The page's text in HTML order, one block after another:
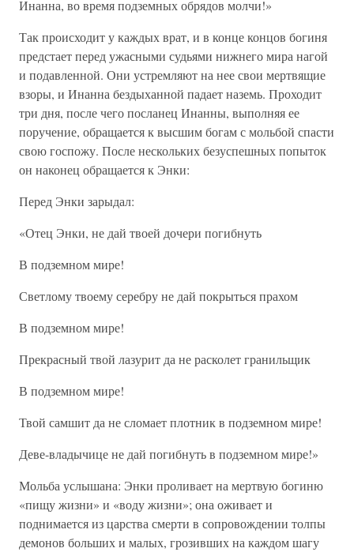
Инанна, во время подземных обрядов молчи!»
Так происходит у каждых врат, и в конце концов богиня
предстает перед ужасными судьями нижнего мира нагой
и подавленной. Они устремляют на нее свои мертвящие
взоры, и Инанна бездыханной падает наземь. Проходит
три дня, после чего посланец Инанны, выполняя ее
поручение, обращается к высшим богам с мольбой спасти
свою госпожу. После нескольких безуспешных попыток
он наконец обращается к Энки:
Перед Энки зарыдал:
«Отец Энки, не дай твоей дочери погибнуть
В подземном мире!
Светлому твоему серебру не дай покрыться прахом
В подземном мире!
Прекрасный твой лазурит да не расколет гранильщик
В подземном мире!
Твой самшит да не сломает плотник в подземном мире!
Деве-владычице не дай погибнуть в подземном мире!»
Мольба услышана: Энки проливает на мертвую богиню
«пищу жизни» и «воду жизни»; она оживает и
поднимается из царства смерти в сопровождении толпы
демонов больших и малых, грозивших на каждом шагу